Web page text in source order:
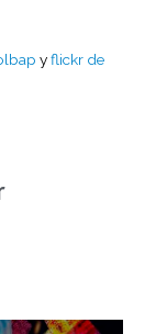
yflickr de